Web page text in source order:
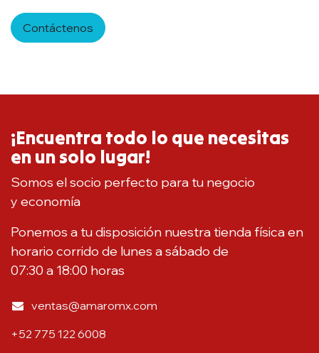
Contáctenos
¡Encuentra todo lo que necesitas
en un solo lugar!
Somos el socio perfecto para tu negocio
y economía
Ponemos a tu disposición nuestra tienda física en
horario corrido de lunes a sábado de
07:30 a 18:00 horas
ventas@amaromx.com
+52 775 122 6008